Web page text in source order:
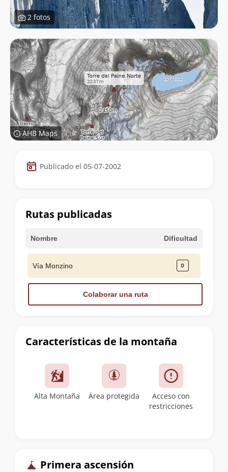
2 fotos
AHB Maps
Datos
de
cumbre
Publicado el 05-07-2002
Características de la montaña
Alta Montaña Área protegida
Acceso con
restricciones
Primera ascensión
Rutas publicadas
Nombre Dificultad
Vía Monzino
Colaborar una ruta